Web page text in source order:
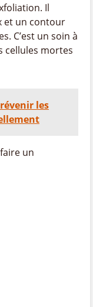
Il
et un contour
C’est un soin à
cellules mortes
les
un